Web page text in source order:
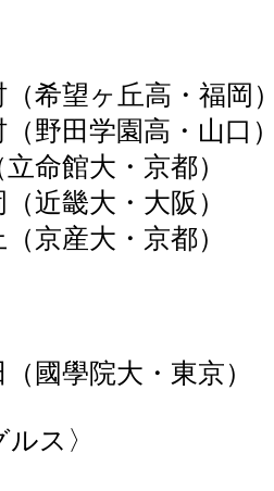
希望ヶ丘高・福岡
野田学園高・山口
命館大・京都）
近畿大・大阪）
京産大・京都）
國學院大・東京）
ス〉